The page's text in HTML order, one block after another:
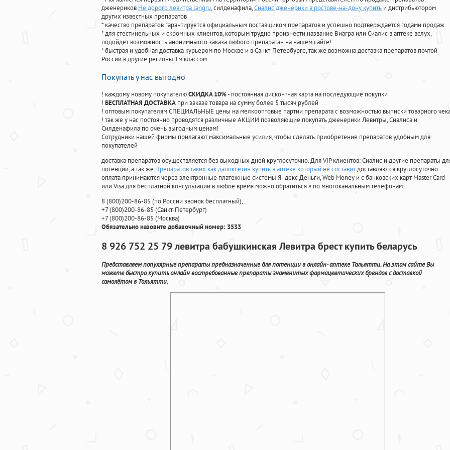
дженериков Не дорого левитра langru, силденафила,Сиалис дженерики в ростове-на-дону купить и дистрибьютором
других известных препаратов
* качество препаратов гарантируется официальным поставщиком препаратов и успешно подтверждается годами продаж
* для стестинельных и скромных клиентов, которым трудно произнести название Виагра или Сиалис в аптеке вслух,
подойдет возможность анонимныого заказа любого препаратан на нашем сайте!
* быстрая и удобная доставка курьером по Москве и в Санкт-Петербурге, так же возможна доставка препаратов почтой
России в другие регионы 1м классом
Покупать у нас выгодно
! каждому новому покупателюСКИДКА 10%- постоянная дисконтная карта на последующие покупки
! БЕСПЛАТНАЯ ДОСТАВКА при заказе товара на сумму более 5 тысяч рублей
! оптовым покупателям СПЕЦИАЛЬНЫЕ цены на мелкооптовые партии препарата с возможностью выписки товарного
! так же у нас постоянно проводятся различные АКЦИИ позволяющие покупать дженерики Левитры, Сиалиса и
Силденафила по очень выгодным ценам!
Cотрудники нашей фирмы прилагают максимальные усилия, чтобы сделать приобретение препаратов удобным для
покупателей
доставка препаратов осуществляется без выходных дней круглосуточно. Для VIP клиентов: Сиалис и другие препараты
потенции, а так же Препаратов таких как дапоксетин купить в аптеке который не составитдоставляются круглосуточно
оплата принимаются через электронные платежные системы Яндекс Деньги, Web Money и с банковских карт Master Card
или Visa для бесплатной консультации в любое время можно обратиться» по многоканальным телефонам:
8(800)200-86-85 (по России звонок бесплатный),
+7(800)200-86-85 (Санкт-Петербург)
+7(800)200-86-85 (Москва)
Обязательно назовите добавочный номер: 3533
8 926 752 25 79 левитра бабушкинская Левитра брест купить беларусь
Представляем популярные препараты предназначенные для потенции в онлайн- аптеке Тольятти. На этом сайте Вы
можете быстро купить онлайн востребованные препараты знаменитых фармацевтических брендов с доставкой
самолётом в Тольятти.